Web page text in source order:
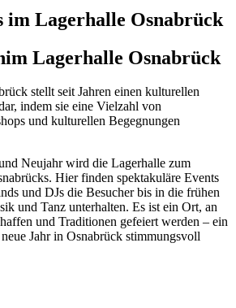
im Lagerhalle Osnabrück
im Lagerhalle Osnabrück
stellt seit Jahren einen kulturellen
indem sie eine Vielzahl von
und kulturellen Begegnungen
Neujahr wird die Lagerhalle zum
Hier finden spektakuläre Events
und DJs die Besucher bis in die frühen
und Tanz unterhalten. Es ist ein Ort, an
und Traditionen gefeiert werden – ein
Jahr in Osnabrück stimmungsvoll